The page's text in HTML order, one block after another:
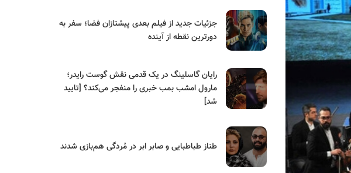
جزئیات جدید از فیلم بعدی پیشتازان فضا؛ سفر به
دورترین نقطه از آینده
رایان گاسلینگ در یک قدمی نقش گوست رایدر؛
مارول امشب بمب خبری را منفجر می‌کند؟ [تایید
شد]
طناز طباطبایی و صابر ابر در مُردگی هم‌بازی شدند